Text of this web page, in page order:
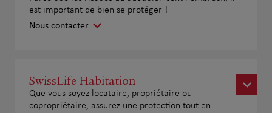
est important de bien se protéger !
Nous contacter
SwissLife Habitation
Que vous soyez locataire, propriétaire ou
copropriétaire, assurez une protection tout en